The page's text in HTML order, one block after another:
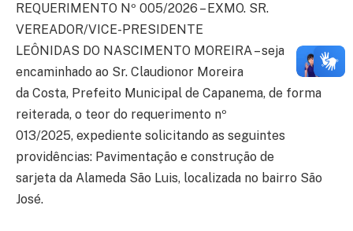
REQUERIMENTO Nº 005/2026 – EXMO. SR.
VEREADOR/VICE-PRESIDENTE
LEÔNIDAS DO NASCIMENTO MOREIRA – seja
encaminhado ao Sr. Claudionor Moreira
da Costa, Prefeito Municipal de Capanema, de forma
reiterada, o teor do requerimento nº
013/2025, expediente solicitando as seguintes
providências: Pavimentação e construção de
sarjeta da Alameda São Luis, localizada no bairro São
José.